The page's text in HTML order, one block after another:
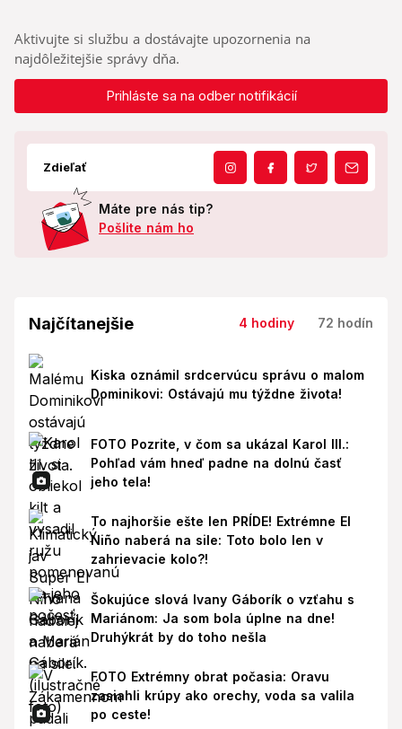
Aktivujte si službu a dostávajte upozornenia na
najdôležitejšie správy dňa.
Prihláste sa na odber notifikácií
Zdieľať
Máte pre nás tip?
Pošlite nám ho
Najčítanejšie 4 hodiny 72 hodín
Kiska oznámil srdcervúcu správu o malom
Dominikovi: Ostávajú mu týždne života!
FOTO Pozrite, v čom sa ukázal Karol III.:
Pohľad vám hneď padne na dolnú časť
jeho tela!
To najhoršie ešte len PRÍDE! Extrémne El
Niño naberá na sile: Toto bolo len v
zahrievacie kolo?!
Šokujúce slová Ivany Gáborík o vzťahu s
Mariánom: Ja som bola úplne na dne!
Druhýkrát by do toho nešla
FOTO Extrémny obrat počasia: Oravu
zasiahli krúpy ako orechy, voda sa valila
po ceste!